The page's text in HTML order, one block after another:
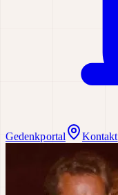
Gedenkportal Kontakt